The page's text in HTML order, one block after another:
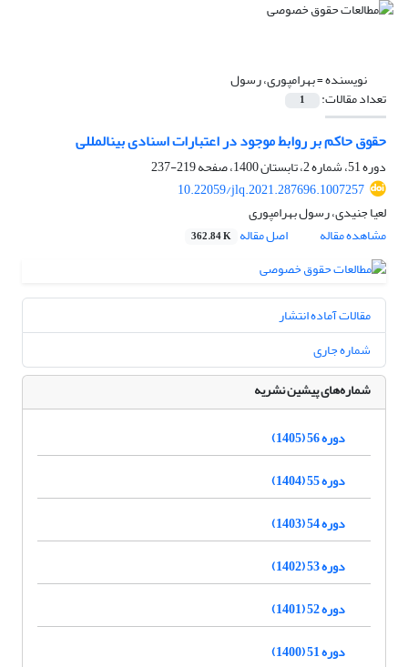
نویسنده =بهرامپوری، رسول
تعداد مقالات: 1
حقوق حاکم بر روابط موجود در اعتبارات اسنادی بین‎المللی
دوره 51، شماره 2، تابستان 1400، صفحه
219-237
10.22059/jlq.2021.287696.1007257
لعیا جنیدی، رسول بهرامپوری
مشاهده مقاله
اصل مقاله 362.84 K
مقالات آماده انتشار
شماره جاری
شماره‌های پیشین نشریه
دوره 56 (1405)
دوره 55 (1404)
دوره 54 (1403)
دوره 53 (1402)
دوره 52 (1401)
دوره 51 (1400)